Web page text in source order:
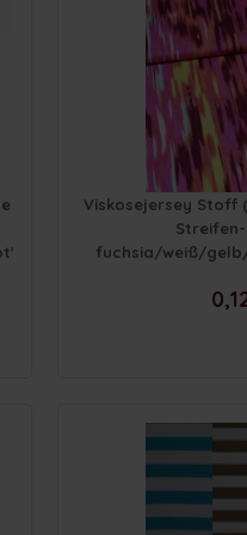
Viskosejersey Stoff
fuchsia/weiß/